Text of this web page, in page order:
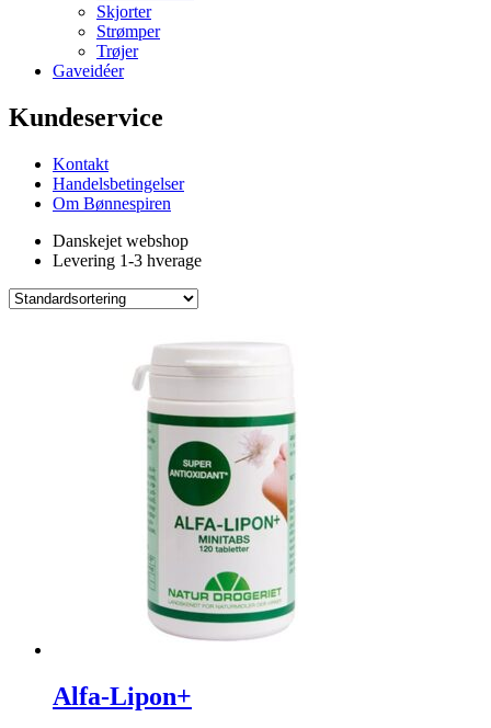
Skjorter
Strømper
Trøjer
Gaveidéer
Kundeservice
Kontakt
Handelsbetingelser
Om Bønnespiren
Danskejet webshop
Levering 1-3 hverage
Alfa-Lipon+